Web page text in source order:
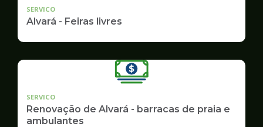
SERVICO
Alvará - Feiras livres
SERVICO
Renovação de Alvará - barracas de praia e
ambulantes